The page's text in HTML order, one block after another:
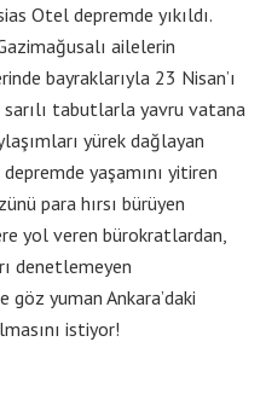
Otel depremde yıkıldı.
ailelerin
bayraklarıyla 23 Nisan’ı
tabutlarla yavru vatana
yürek dağlayan
yaşamını yitiren
para hırsı bürüyen
yol veren bürokratlardan,
denetlemeyen
yuman Ankara’daki
istiyor!